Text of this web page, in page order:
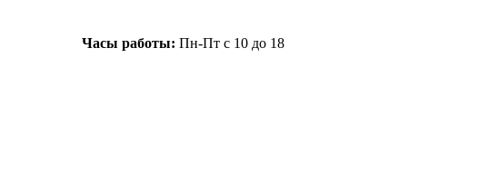
Часы работы: Пн-Пт с 10 до 18